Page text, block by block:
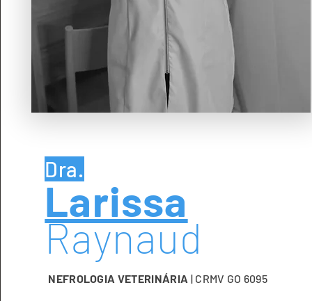
Dra.
Larissa
Raynaud
NEFROLOGIA VETERINÁRIA | CRMV GO 6095